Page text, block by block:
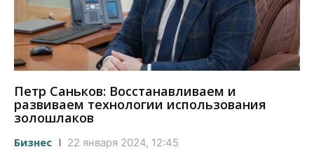
Петр Саньков: Восстанавливаем и
развиваем технологии использования
золошлаков
Бизнес 22 января 2024, 12:45